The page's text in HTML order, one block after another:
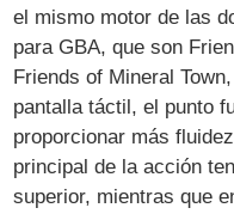
el mismo motor de las
para GBA, que son
Friends of Mineral
pantalla táctil, el punto
proporcionar más
principal de la acción
superior, mientras que